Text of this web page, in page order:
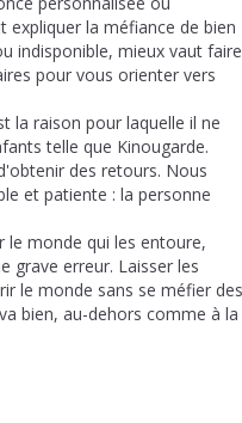
expliquer la méfiance de bien
indisponible, mieux vaut faire
pour vous orienter vers
la raison pour laquelle il ne
telle que Kinougarde.
des retours. Nous
et patiente : la personne
le monde qui les entoure,
grave erreur. Laisser les
le monde sans se méfier des
bien, au-dehors comme à la